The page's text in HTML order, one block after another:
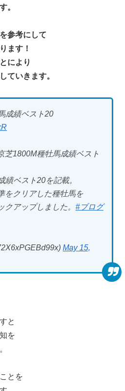
。
参考にして
ます！
により
ていきます。
成績ベスト20
芝1800M種牡馬成績ベスト
績ベスト20を記載。
をクリアした種牡馬を
クアップしました。 #ブログ
May 15,
と
を
とを